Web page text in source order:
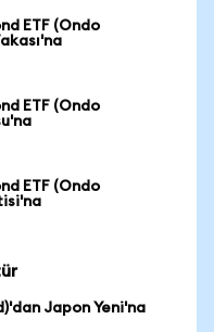
ETF (Ondo
ETF (Ondo
ETF (Ondo
Japon Yeni'na